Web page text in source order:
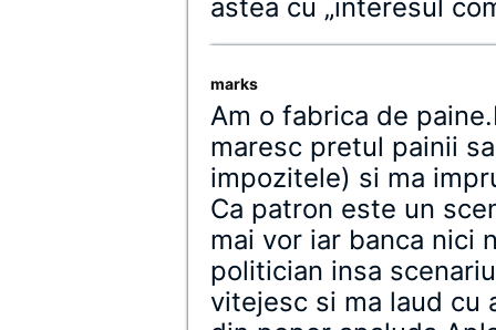
astea cu „interesul
marks
Am o fabrica de
maresc pretul painii
impozitele) si ma
Ca patron este un
mai vor iar banca nici
politician insa
vitejesc si ma laud cu